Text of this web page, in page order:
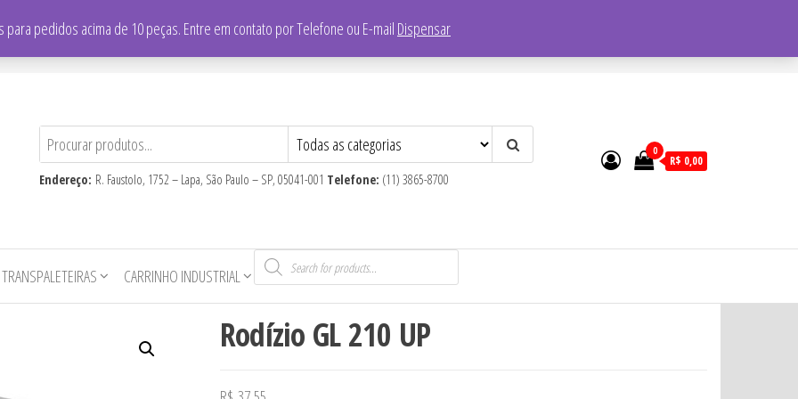
Endereço: R. Faustolo, 1752 – Lapa, São Paulo – SP, 05041-001 Telefone: (11) 3865-8700
0
R$ 0,00
CARRINHO INDUSTRIAL
Pesquisar
produtos
Rodízio GL 210 UP
para pedidos acima de 10 peças. Entre em contato por Telefone ou E-mail Dispensar